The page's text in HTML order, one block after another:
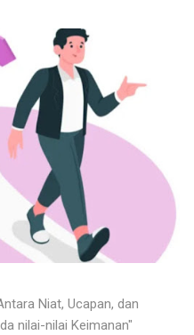
Niat, Ucapan, dan
nilai-nilai Keimanan"